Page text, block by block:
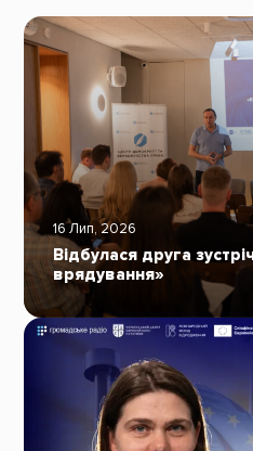
16 Лип, 2026
Відбулася друга
врядування»